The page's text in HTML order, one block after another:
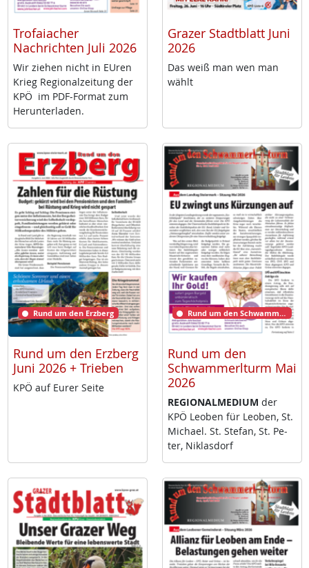
Trofaiacher
Nachrichten Juli 2026
Wir zie­hen nicht in EU­ren
Krieg Re­gio­nal­zei­tung der
KPÖ im PDF-For­mat zum
Her­un­ter­la­den.
Grazer Stadtblatt Juni
2026
Das weiß man wen man
wählt
Rund um den Erzberg
Rund um den Erzberg
Juni 2026 + Trieben
KPÖ auf Eu­rer Sei­te
Rund um den Schwammerlturm
Rund um den
Schwammerlturm Mai
2026
RE­GIO­NAL­ME­DI­UM der
KPÖ Leo­ben für Leo­ben, St.
Mi­cha­el. St. Ste­fan, St. Pe­
ter, Niklas­dorf